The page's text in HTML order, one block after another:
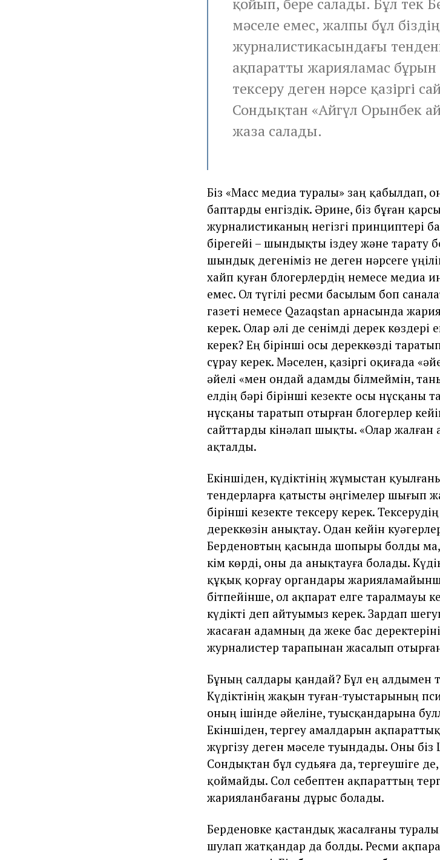
мәселе емес, жалпы бұл
журналистикасындағы
ақпаратты жарияламас
тексеру деген нәрсе қазіргі
Сондықтан «Айгүл Орынбек
жаза салады.
Біз «Масс медиа туралы» заң қабылдап,
баптарды енгіздік. Әрине, біз бұған
журналистиканың негізгі принциптері
бірегейі – шындықты іздеу және тарату
шындық дегеніміз не деген нәрсеге
хайп қуған блогерлердің немесе медиа
емес. Ол түгілі ресми басылым боп
газеті немесе Qazaqstan арнасында
керек. Олар әлі де сенімді дерек көздері
керек? Ең бірінші осы дереккөзді
сұрау керек. Мәселен, қазіргі оқиғада
әйелі «мен ондай адамды білмеймін,
елдің бәрі бірінші кезекте осы нұсқаны
нұсқаны таратып отырған блогерлер
сайттарды кінәлап шықты. «Олар жалған
ақталды.
Екіншіден, күдіктінің жұмыстан
тендерларға қатысты әңгімелер шығып
бірінші кезекте тексеру керек.
дереккөзін анықтау. Одан кейін
Берденовтың қасында шопыры болды
кім көрді, оны да анықтауға болады.
құқық қорғау органдары
бітпейінше, ол ақпарат елге таралмауы
күдікті деп айтуымыз керек. Зардап
жасаған адамның да жеке бас
журналистер тарапынан жасалып
Бұның салдары қандай? Бұл ең алдымен
Күдіктінің жақын туған-туыстарының
оның ішінде әйеліне, туысқандарына
Екіншіден, тергеу амалдарын
жүргізу деген мәселе туындады. Оны біз
Сондықтан бұл судьяға да, тергеушіге
қоймайды. Сол себептен ақпараттың
жарияланбағаны дұрыс болады.
Берденовке қастандық жасалғаны
шулап жатқандар да болды. Ресми